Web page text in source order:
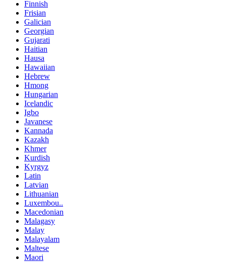
Finnish
Frisian
Galician
Georgian
Gujarati
Haitian
Hausa
Hawaiian
Hebrew
Hmong
Hungarian
Icelandic
Igbo
Javanese
Kannada
Kazakh
Khmer
Kurdish
Kyrgyz
Latin
Latvian
Lithuanian
Luxembou..
Macedonian
Malagasy
Malay
Malayalam
Maltese
Maori